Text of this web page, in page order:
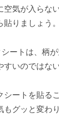
空気が入らな
りましょう。
ートは、柄
いのではな
シートを貼る
グッと変わり